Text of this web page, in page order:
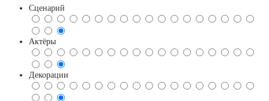
Сценарий
Актёры
Декорации